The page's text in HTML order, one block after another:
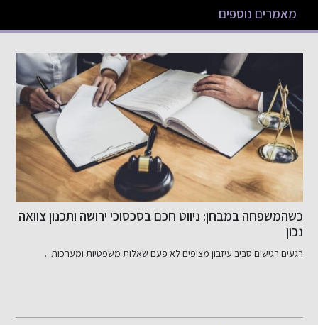
מאמרים נוספים
שיפור האשראי שלך בקלות
דירוג אשראי שלי: מה זה ולמה הוא חשוב? דירוג אשראי שלי...